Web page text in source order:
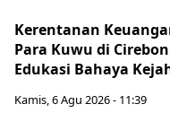
Kerentanan
Para Kuwu di
Edukasi Bahaya
Kamis, 6 Agu 2026 - 11:39